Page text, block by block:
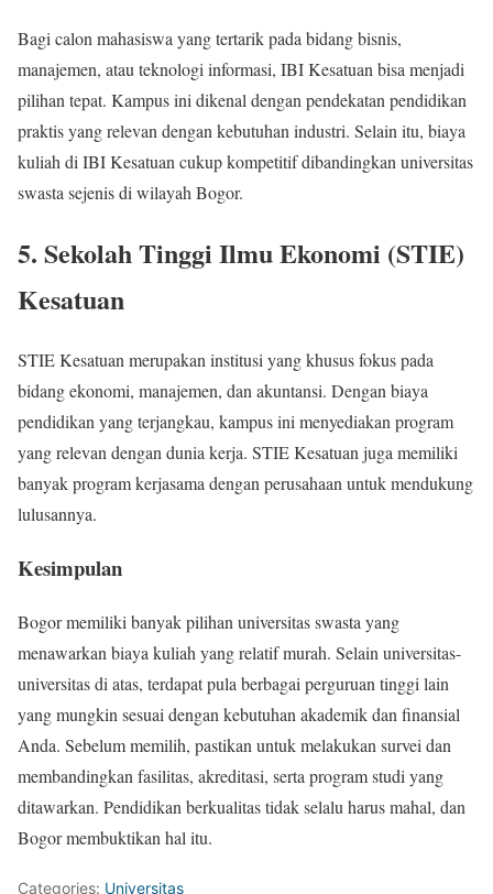
Bagi calon mahasiswa yang tertarik pada bidang bisnis,
manajemen, atau teknologi informasi, IBI Kesatuan bisa menjadi
pilihan tepat. Kampus ini dikenal dengan pendekatan pendidikan
praktis yang relevan dengan kebutuhan industri. Selain itu, biaya
kuliah di IBI Kesatuan cukup kompetitif dibandingkan universitas
swasta sejenis di wilayah Bogor.
5. Sekolah Tinggi Ilmu Ekonomi (STIE)
Kesatuan
STIE Kesatuan merupakan institusi yang khusus fokus pada
bidang ekonomi, manajemen, dan akuntansi. Dengan biaya
pendidikan yang terjangkau, kampus ini menyediakan program
yang relevan dengan dunia kerja. STIE Kesatuan juga memiliki
banyak program kerjasama dengan perusahaan untuk mendukung
lulusannya.
Kesimpulan
Bogor memiliki banyak pilihan universitas swasta yang
menawarkan biaya kuliah yang relatif murah. Selain universitas-
universitas di atas, terdapat pula berbagai perguruan tinggi lain
yang mungkin sesuai dengan kebutuhan akademik dan finansial
Anda. Sebelum memilih, pastikan untuk melakukan survei dan
membandingkan fasilitas, akreditasi, serta program studi yang
ditawarkan. Pendidikan berkualitas tidak selalu harus mahal, dan
Bogor membuktikan hal itu.
Categories: Universitas